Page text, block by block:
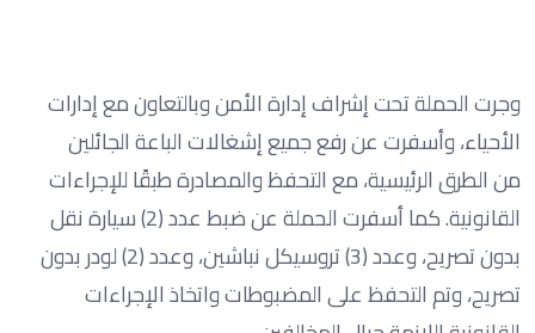
وجرت الحملة تحت إشراف إدارة الأمن وبالتعاون مع إدارات
الأحياء، وأسفرت عن رفع جميع إشغالات الباعة الجائلين
من الطرق الرئيسية، مع التحفظ والمصادرة طبقًا للإجراءات
القانونية. كما أسفرت الحملة عن ضبط عدد (2) سيارة نقل
بدون تصريح، وعدد (3) تروسيكل نباشين، وعدد (2) لودر بدون
تصريح، وتم التحفظ على المضبوطات واتخاذ الإجراءات